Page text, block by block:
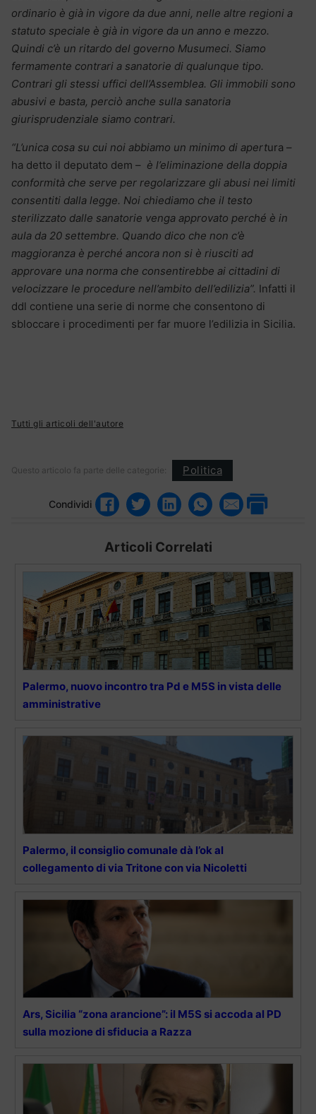
ordinario è già in vigore da due anni, nelle altre regioni a
statuto speciale è già in vigore da un anno e mezzo.
Quindi c’è un ritardo del governo Musumeci. Siamo
fermamente contrari a sanatorie di qualunque tipo.
Contrari gli stessi uffici dell’Assemblea. Gli immobili sono
abusivi e basta, perciò anche sulla sanatoria
giurisprudenziale siamo contrari.
“L’unica cosa su cui noi abbiamo un minimo di apertura –
ha detto il deputato dem – è l’eliminazione della doppia
conformità che serve per regolarizzare gli abusi nei limiti
consentiti dalla legge. Noi chiediamo che il testo
sterilizzato dalle sanatorie venga approvato perché è in
aula da 20 settembre. Quando dico che non c’è
maggioranza è perché ancora non si è riusciti ad
approvare una norma che consentirebbe ai cittadini di
velocizzare le procedure nell’ambito dell’edilizia”. Infatti il
ddl contiene una serie di norme che consentono di
sbloccare i procedimenti per far muore l’edilizia in Sicilia.
Tutti gli articoli dell'autore
Questo articolo fa parte delle categorie: Politica
Condividi
Articoli Correlati
Palermo, nuovo incontro tra Pd e M5S in vista delle
amministrative
Palermo, il consiglio comunale dà l’ok al
collegamento di via Tritone con via Nicoletti
Ars, Sicilia “zona arancione”: il M5S si accoda al PD
sulla mozione di sfiducia a Razza